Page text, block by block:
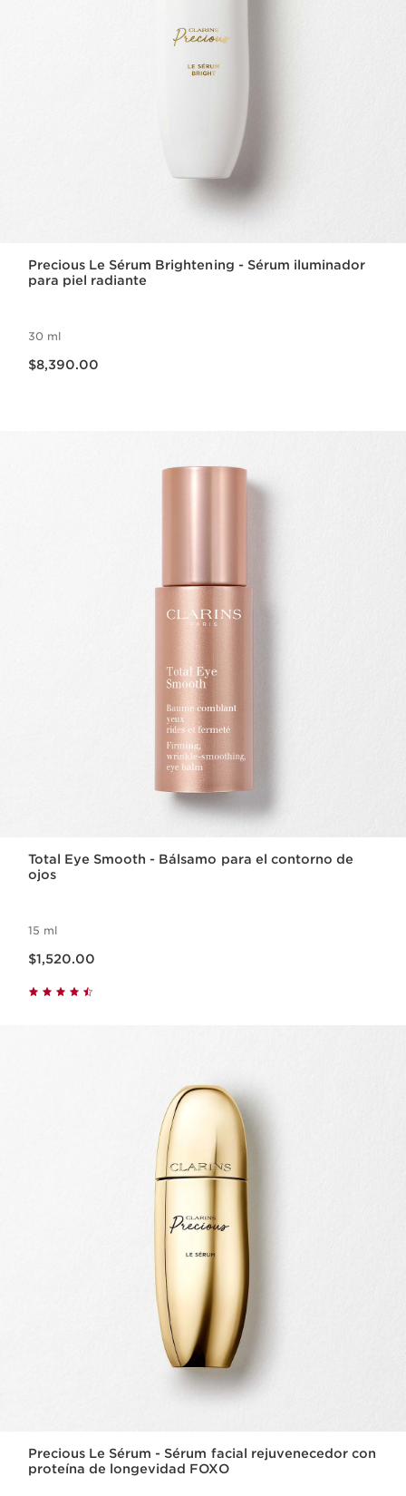
Precious Le Sérum Brightening - Sérum iluminador
para piel radiante
30 ml
$8,390.00
Total Eye Smooth - Bálsamo para el contorno de
ojos
15 ml
$1,520.00
Precious Le Sérum - Sérum facial rejuvenecedor con
proteína de longevidad FOXO